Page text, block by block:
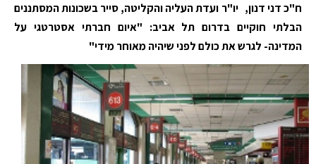
ח"כ דני דנון, יו"ר ועדת העליה והקליטה, סייר בשכונות המסתננים
הבלתי חוקיים בדרום תל אביב: "איום חברתי אסטרטגי על
המדינה- לגרש את כולם לפני שיהיה מאוחר מידי"